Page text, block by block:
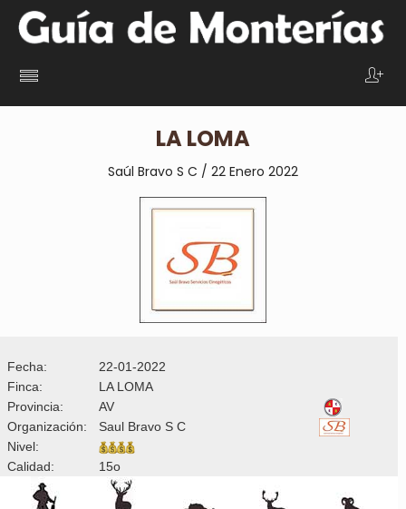
LA LOMA
Saúl Bravo S C / 22 Enero 2022
Fecha:
22-01-2022
Finca:
LA LOMA
Provincia:
AV
Organización:
Saul Bravo S C
Nivel:
Calidad:
15o